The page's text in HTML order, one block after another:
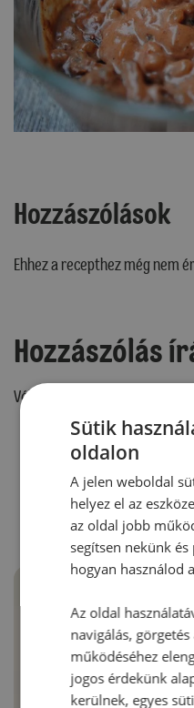
Hozzászólások
Ehhez a recepthez még nem
Hozzászólás
Vélemény írásához, kérjük,
Sütik
oldalon
A jelen weboldal
helyez el az
az oldal jobb
segítsen nekünk
hogyan használod
Az oldal
navigálás,
működéséhez
jogos érdekünk
kerülnek, egyes